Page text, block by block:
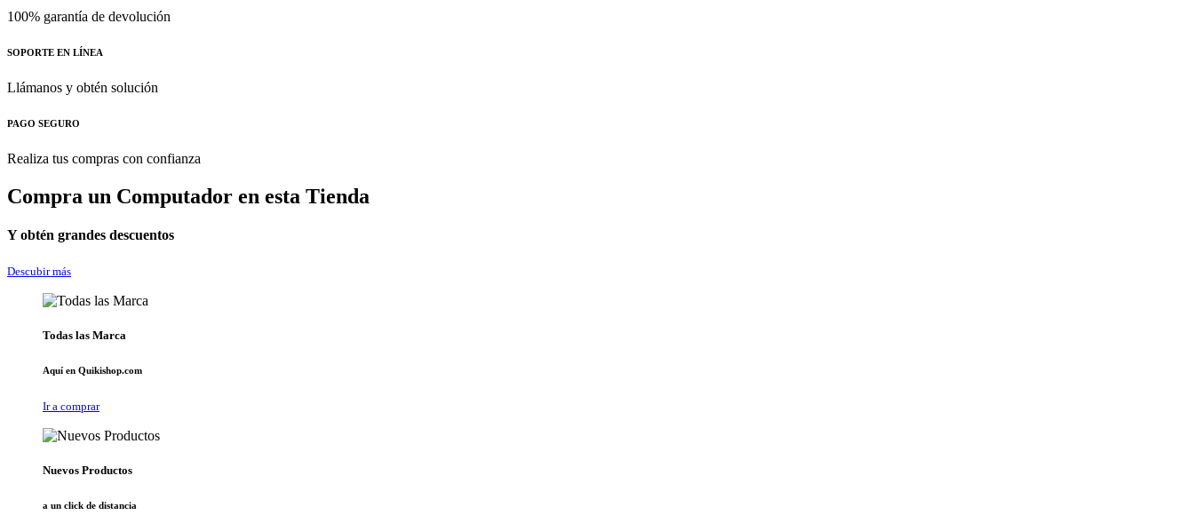
100% garantía de devolución
SOPORTE EN LÍNEA
Llámanos y obtén solución
PAGO SEGURO
Realiza tus compras con confianza
Compra un Computador en esta Tienda
Y obtén grandes descuentos
Descubir más
Todas las Marca
Aquí en Quikishop.com
Ir a comprar
Nuevos Productos
a un click de distancia